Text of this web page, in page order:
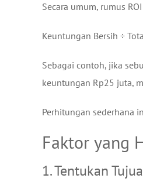
Secara umum, rumus
Keuntungan Bersih ÷
Sebagai contoh, jika
keuntungan Rp25 juta,
Perhitungan sederhana
Faktor yang
1. Tentukan